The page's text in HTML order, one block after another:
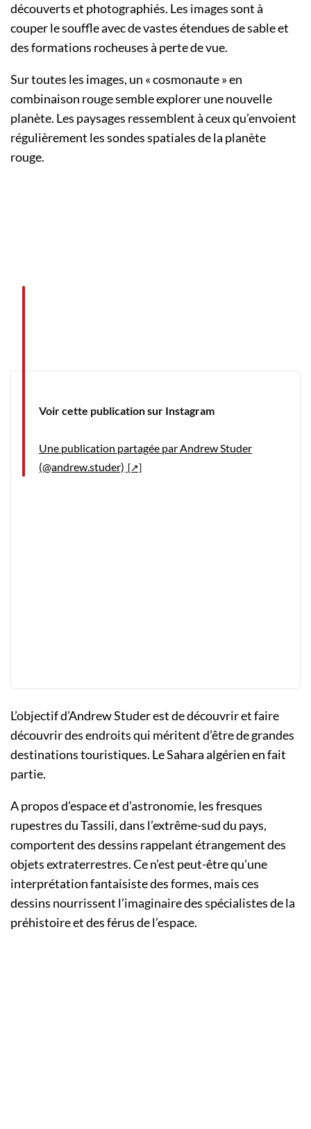
découverts et photographiés. Les images sont à
couper le souffle avec de vastes étendues de sable et
des formations rocheuses à perte de vue.
Sur toutes les images, un « cosmonaute » en
combinaison rouge semble explorer une nouvelle
planète. Les paysages ressemblent à ceux qu’envoient
régulièrement les sondes spatiales de la planète
rouge.
Voir cette publication sur Instagram
Une publication partagée par Andrew Studer
(@andrew.studer)
L’objectif d’Andrew Studer est de découvrir et faire
découvrir des endroits qui méritent d’être de grandes
destinations touristiques. Le Sahara algérien en fait
partie.
A propos d’espace et d’astronomie, les fresques
rupestres du Tassili, dans l’extrême-sud du pays,
comportent des dessins rappelant étrangement des
objets extraterrestres. Ce n’est peut-être qu’une
interprétation fantaisiste des formes, mais ces
dessins nourrissent l’imaginaire des spécialistes de la
préhistoire et des férus de l’espace.